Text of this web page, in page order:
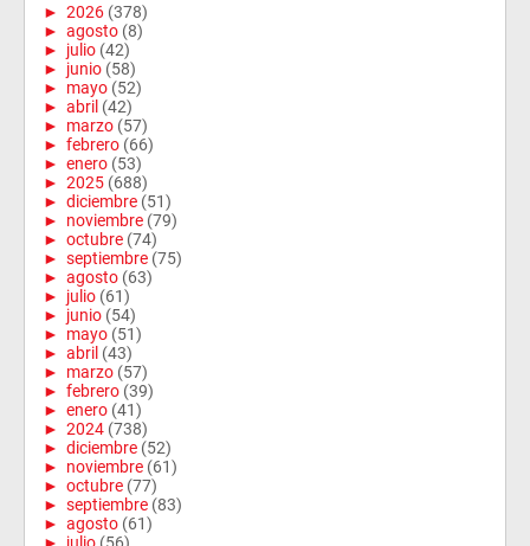
► 2026 (378)
► agosto (8)
► julio (42)
► junio (58)
► mayo (52)
► abril (42)
► marzo (57)
► febrero (66)
► enero (53)
► 2025 (688)
► diciembre (51)
► noviembre (79)
► octubre (74)
► septiembre (75)
► agosto (63)
► julio (61)
► junio (54)
► mayo (51)
► abril (43)
► marzo (57)
► febrero (39)
► enero (41)
► 2024 (738)
► diciembre (52)
► noviembre (61)
► octubre (77)
► septiembre (83)
► agosto (61)
► julio (56)